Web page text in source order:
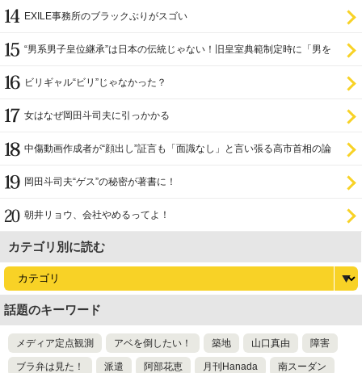
EXILE事務所のブラックぶりがスゴい
“男系男子皇位継承”は日本の伝統じゃない！旧皇室典範制定時に「男を
ビリギャル“ビリ”じゃなかった？
女はなぜ岡田斗司夫に引っかかる
中傷動画作成者が“顔出し”証言も「面識なし」と言い張る高市首相の論
岡田斗司夫“ゲス”の秘密が著書に！
朝井リョウ、会社やめるってよ！
カテゴリ別に読む
話題のキーワード
メディア定点観測 アベを倒したい！ 築地 山口真由 障害
ブラ弁は見た！ 派遣 阿部花恵 月刊Hanada 南スーダン